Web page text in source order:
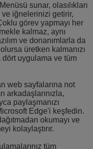
sunar, olasılıkları
ve iğnelerinizi getirir,
görev yapmayı her
kalmaz, aynı
ve donanımlarla da
üretken kalmanızı
uygulama ve tüm
web sayfalarına not
arkadaşlarınızla,
paylaşmanızı
Edge'i keşfedin.
okumayı ve
kolaylaştırır.
tüm